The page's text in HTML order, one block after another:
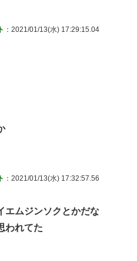
：2021/01/13(水) 17:29:15.04
：2021/01/13(水) 17:32:57.56
エムジンソクとかだな
われてた